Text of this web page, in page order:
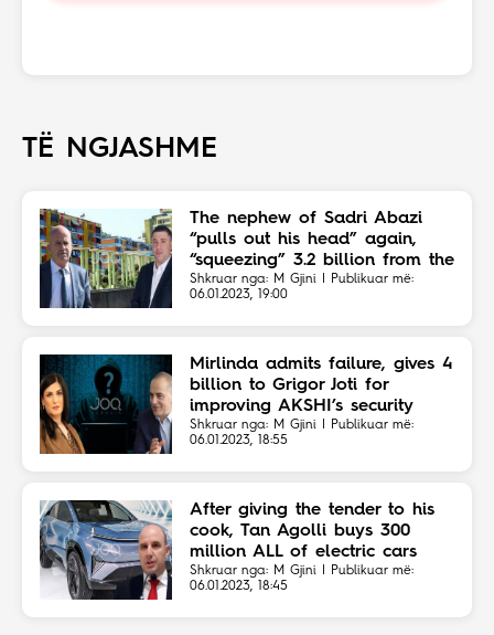
TË NGJASHME
The nephew of Sadri Abazi
“pulls out his head” again,
“squeezing” 3.2 billion from the
Vore Municipality for cleaning
Shkruar nga: M Gjini | Publikuar më:
06.01.2023, 19:00
Mirlinda admits failure, gives 4
billion to Grigor Joti for
improving AKSHI’s security
Shkruar nga: M Gjini | Publikuar më:
06.01.2023, 18:55
After giving the tender to his
cook, Tan Agolli buys 300
million ALL of electric cars
Shkruar nga: M Gjini | Publikuar më:
06.01.2023, 18:45